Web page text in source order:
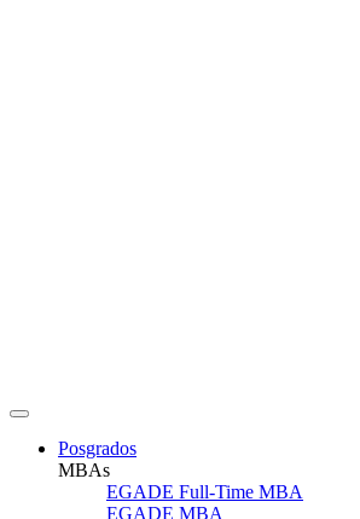
Posgrados
MBAs
EGADE Full-Time MBA
EGADE MBA